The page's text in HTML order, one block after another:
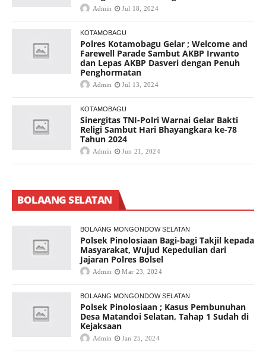
Admin Jul 18, 2024
KOTAMOBAGU
Polres Kotamobagu Gelar ; Welcome and
Farewell Parade Sambut AKBP Irwanto
dan Lepas AKBP Dasveri dengan Penuh
Penghormatan
Admin Jul 13, 2024
KOTAMOBAGU
Sinergitas TNI-Polri Warnai Gelar Bakti
Religi Sambut Hari Bhayangkara ke-78
Tahun 2024
Admin Jun 21, 2024
BOLAANG SELATAN
BOLAANG MONGONDOW SELATAN
Polsek Pinolosiaan Bagi-bagi Takjil kepada
Masyarakat, Wujud Kepedulian dari
Jajaran Polres Bolsel
Admin Mar 23, 2024
BOLAANG MONGONDOW SELATAN
Polsek Pinolosiaan ; Kasus Pembunuhan
Desa Matandoi Selatan, Tahap 1 Sudah di
Kejaksaan
Admin Jan 25, 2024